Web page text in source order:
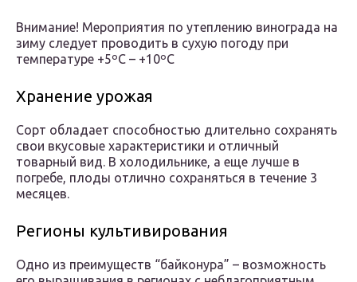
Внимание! Мероприятия по утеплению винограда на
зиму следует проводить в сухую погоду при
температуре +5ºС – +10ºС
Хранение урожая
Сорт обладает способностью длительно сохранять
свои вкусовые характеристики и отличный
товарный вид. В холодильнике, а еще лучше в
погребе, плоды отлично сохраняться в течение 3
месяцев.
Регионы культивирования
Одно из преимуществ “байконура” – возможность